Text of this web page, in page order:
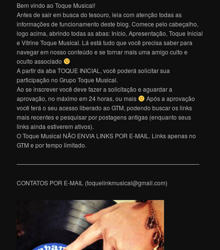
Bem vindo ao Toque Musical!
Antes de sair em busca do tesouro, leia com atenção todas as
informações de funcionamento deste blog. Comece pelo cabeçalho,
logo acima, abrindo todas as abas: Início, Apresentação, Toque Inicial
e Vitrine Toque Musical. Lá está tudo que você precisa saber para
navegar em nosso conteúdo e se tornar mais uma amigo culto e
oculto associado
A partir da aba TOQUE INICIAL, você poderá solicitar sua
participação no Grupo Toque Musical.
Ao se inscrever você deve fazer a solicitação e aguardar a
aprovação, no máximo em 24 horas, ou mais
Após a aprovação
você terá o seu acesso liberado ao GTM, podendo buscar os links
mais recentes e pesquisar por postagens antigas (enquanto seus
links ainda estiverem ativos).
O Toque Musical NÃO ENVIA LINKS POR E-MAIL. Links apenas no
GTM e por tempo limitado.
———————————————————————————————
CONTATOS POR E-MAIL (toquelinkmusical@gmail.com)